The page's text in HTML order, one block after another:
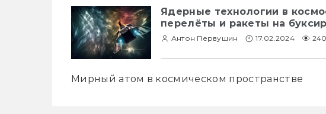
Ядерные технологии в
перелёты и ракеты на
Антон Первушин 17.02.2024
Мирный атом в космическом пространстве